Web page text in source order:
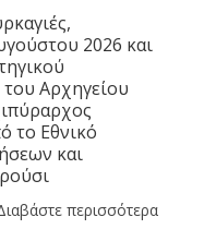
2026 και
του Αρχηγείου
το Εθνικό
και
περισσότερα